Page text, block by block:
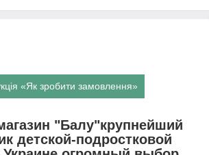
«Як зробити замовлення»
"Балу"крупнейший
детской-подростковой